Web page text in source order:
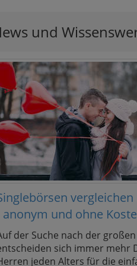
und
anonym und ohne
der Suche nach der großen
sich immer mehr
jeden Alters für die